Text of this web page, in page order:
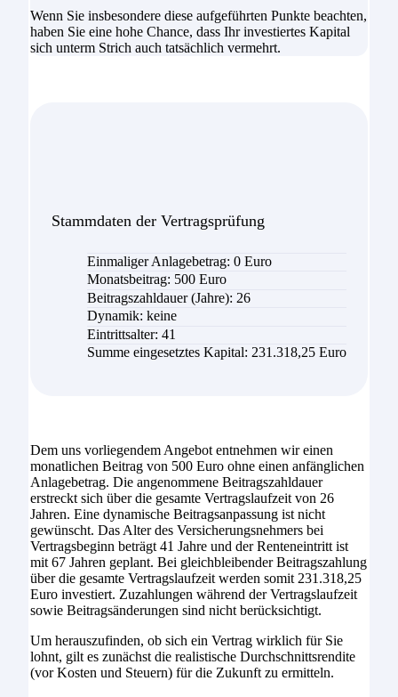
Wenn Sie insbesondere diese aufgeführten Punkte beachten,
haben Sie eine hohe Chance, dass Ihr investiertes Kapital
sich unterm Strich auch tatsächlich vermehrt.
Stammdaten der Vertragsprüfung
Einmaliger Anlagebetrag: 0 Euro
Monatsbeitrag: 500 Euro
Beitragszahldauer (Jahre): 26
Dynamik: keine
Eintrittsalter: 41
Summe eingesetztes Kapital: 231.318,25 Euro
Dem uns vorliegendem Angebot entnehmen wir einen
monatlichen Beitrag von 500 Euro ohne einen anfänglichen
Anlagebetrag. Die angenommene Beitragszahldauer
erstreckt sich über die gesamte Vertragslaufzeit von 26
Jahren. Eine dynamische Beitragsanpassung ist nicht
gewünscht. Das Alter des Versicherungsnehmers bei
Vertragsbeginn beträgt 41 Jahre und der Renteneintritt ist
mit 67 Jahren geplant. Bei gleichbleibender Beitragszahlung
über die gesamte Vertragslaufzeit werden somit 231.318,25
Euro investiert. Zuzahlungen während der Vertragslaufzeit
sowie Beitragsänderungen sind nicht berücksichtigt.
Um herauszufinden, ob sich ein Vertrag wirklich für Sie
lohnt, gilt es zunächst die realistische Durchschnittsrendite
(vor Kosten und Steuern) für die Zukunft zu ermitteln.